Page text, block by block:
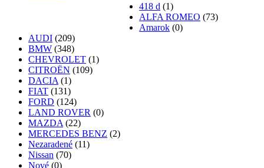
418 d (1)
ALFA ROMEO (73)
Amarok (0)
AUDI (209)
BMW (348)
CHEVROLET (1)
CITROËN (109)
DACIA (1)
FIAT (131)
FORD (124)
LAND ROVER (0)
MAZDA (22)
MERCEDES BENZ (2)
Nezaradené (11)
Nissan (70)
Nové (0)